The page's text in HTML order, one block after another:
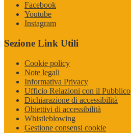
Facebook
Youtube
Instagram
Sezione Link Utili
Cookie policy
Note legali
Informativa Privacy
Ufficio Relazioni con il Pubblico
Dichiarazione di accessibilità
Obiettivi di accessibilità
Whistleblowing
Gestione consensi cookie